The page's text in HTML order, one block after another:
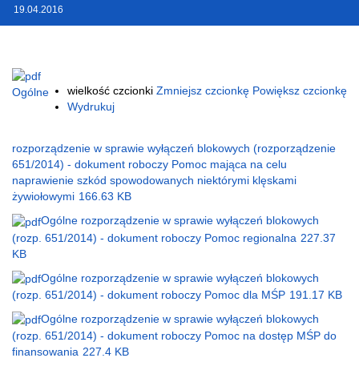
19.04.2016
wielkość czcionki Zmniejsz czcionkę Powiększ czcionkę
Wydrukuj
Ogólne
rozporządzenie w sprawie wyłączeń blokowych (rozporządzenie
651/2014) - dokument roboczy Pomoc mająca na celu
naprawienie szkód spowodowanych niektórymi klęskami
żywiołowymi 166.63 KB
Ogólne rozporządzenie w sprawie wyłączeń blokowych
(rozp. 651/2014) - dokument roboczy Pomoc regionalna 227.37
KB
Ogólne rozporządzenie w sprawie wyłączeń blokowych
(rozp. 651/2014) - dokument roboczy Pomoc dla MŚP 191.17 KB
Ogólne rozporządzenie w sprawie wyłączeń blokowych
(rozp. 651/2014) - dokument roboczy Pomoc na dostęp MŚP do
finansowania 227.4 KB